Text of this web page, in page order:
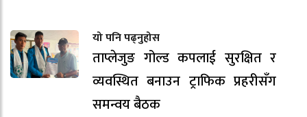
यो पनि पढ्नुहोस
ताप्लेजुङ गोल्ड कपलाई सुरक्षित र
व्यवस्थित बनाउन ट्राफिक प्रहरीसँग
समन्वय बैठक